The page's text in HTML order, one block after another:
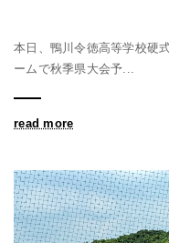
本日、鴨川令徳高等学校硬
ームで秋季県大会予...
read more